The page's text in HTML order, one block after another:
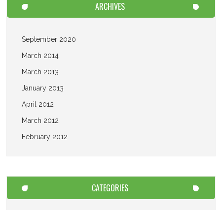
ARCHIVES
September 2020
March 2014
March 2013
January 2013
April 2012
March 2012
February 2012
CATEGORIES